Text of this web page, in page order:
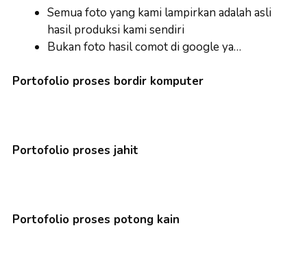
Semua foto yang kami lampirkan adalah asli
hasil produksi kami sendiri
Bukan foto hasil comot di google ya…
Portofolio proses bordir komputer
Portofolio proses jahit
Portofolio proses potong kain